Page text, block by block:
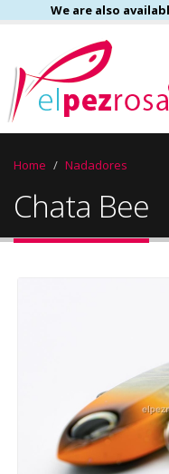
We are also
Home Nadadores
Chata Bee